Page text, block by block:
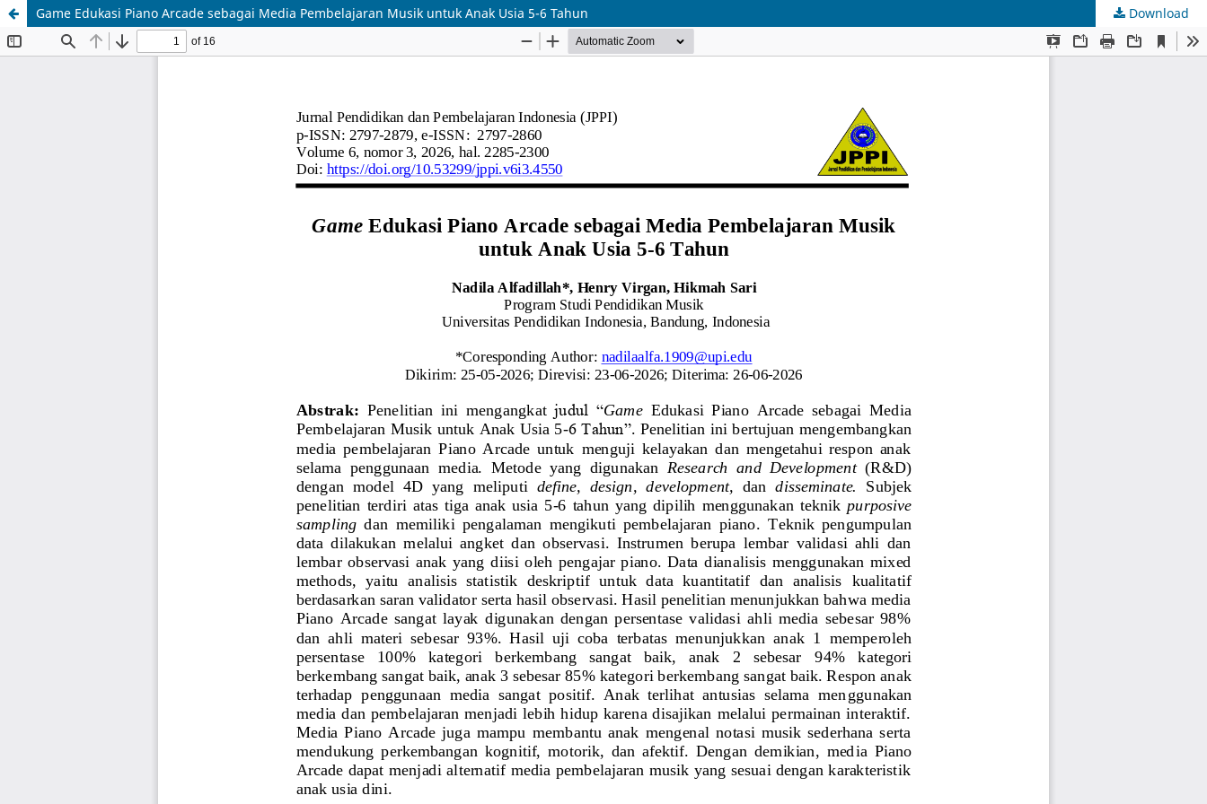
Game Edukasi Piano Arcade sebagai Media Pembelajaran Musik untuk Anak Usia 5-6 Tahun Download